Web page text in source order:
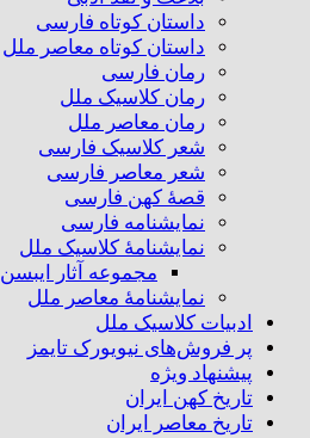
داستان کوتاه فارسی
داستان کوتاه معاصر ملل
رمان فارسی
رمان کلاسیک ملل
رمان معاصر ملل
شعر کلاسیک فارسی
شعر معاصر فارسی
قصهٔ کهن فارسی
نمایشنامه فارسی
نمایشنامهٔ کلاسیک ملل
مجموعه آثار ایبسن
نمایشنامهٔ معاصر ملل
ادبیات کلاسیک ملل
پر فروش‌های نیویورک تایمز
پیشنهاد ویژه
تاریخ کهن ایران
تاریخ معاصر ایران